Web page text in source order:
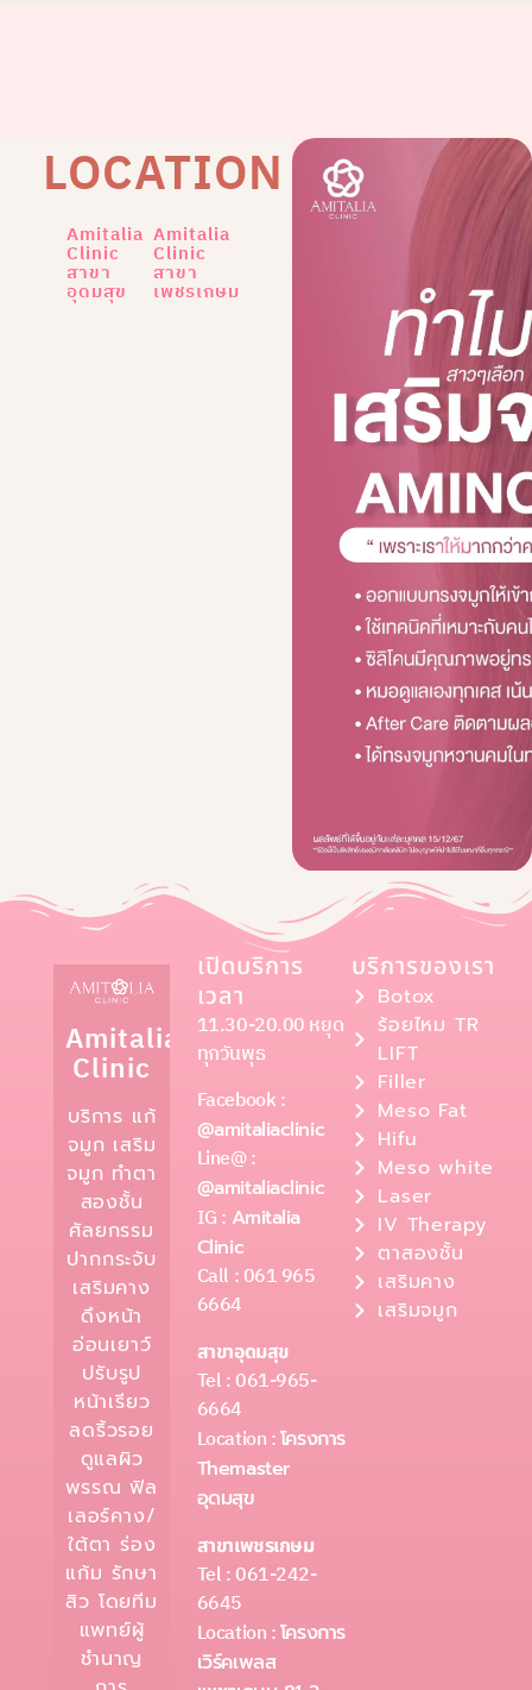
LOCATION
Amitalia
Clinic
สาขา
อุดมสุข
Amitalia
Clinic
สาขา
เพชรเกษม
Amitalia
Clinic
บริการ แก้
จมูก เสริม
จมูก ทำตา
สองชั้น
ศัลยกรรม
ปากกระจับ
เสริมคาง
ดึงหน้า
อ่อนเยาว์
ปรับรูป
หน้าเรียว
ลดริ้วรอย
ดูแลผิว
พรรณ ฟิล
เลอร์คาง/
ใต้ตา ร่อง
แก้ม รักษา
สิว โดยทีม
แพทย์ผู้
ชำนาญ
เปิดบริการ
เวลา
11.30-20.00 หยุด
ทุกวันพุธ
Facebook :
@amitaliaclinic
Line@ :
@amitaliaclinic
IG : Amitalia
Clinic
Call : 061 965
6664
สาขาอุดมสุข
Tel : 061-965-
6664
Location :โครงการ
Themaster
อุดมสุข
สาขาเพชรเกษม
Tel : 061-242-
6645
Location :โครงการ
เวิร์คเพลส
บริการของเรา
Botox
ร้อยไหม TR
LIFT
Filler
Meso Fat
Hifu
Meso white
Laser
IV Therapy
ตาสองชั้น
เสริมคาง
เสริมจมูก